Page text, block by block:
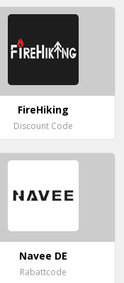
FireHiking
Discount Code
Navee DE
Rabattcode